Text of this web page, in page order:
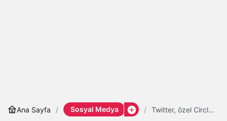
Ana Sayfa Sosyal Medya
Twitter, özel Circle